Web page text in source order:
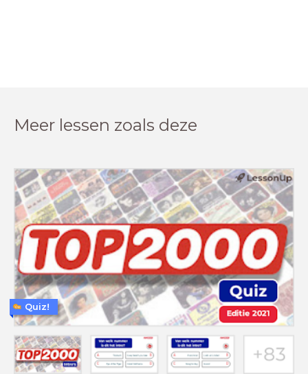
Meer lessen zoals deze
Quiz!